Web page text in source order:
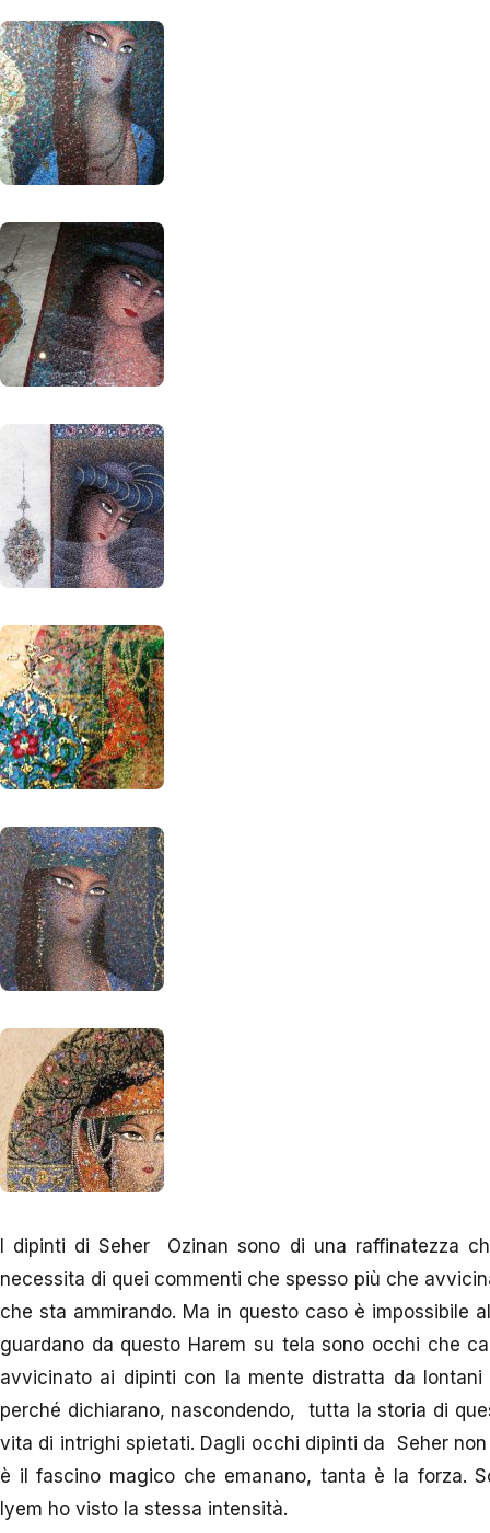
I dipinti di Seher Ozinan sono di una raffinatezza
necessita di quei commenti che spesso più che
che sta ammirando. Ma in questo caso è impossibile
guardano da questo Harem su tela sono occhi che
avvicinato ai dipinti con la mente distratta da
perché dichiarano, nascondendo, tutta la storia di
vita di intrighi spietati. Dagli occhi dipinti da Seher
è il fascino magico che emanano, tanta è la forza.
Iyem ho visto la stessa intensità.